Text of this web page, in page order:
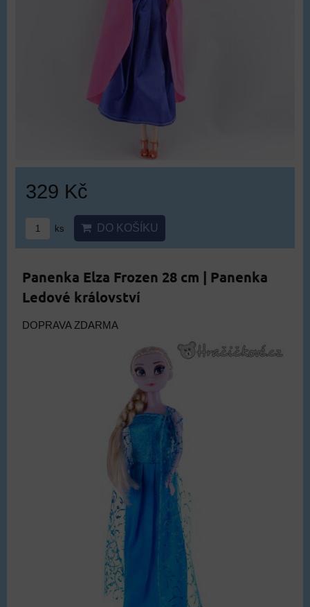
329 Kč
ks DO KOŠÍKU
Panenka Elza Frozen 28 cm | Panenka
Ledové království
DOPRAVA ZDARMA